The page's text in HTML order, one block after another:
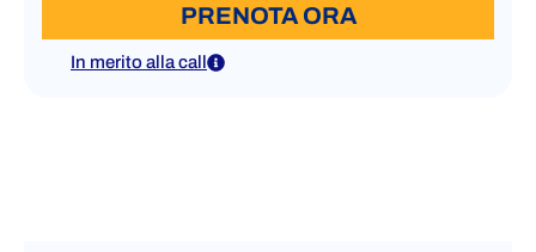
PRENOTA ORA
In merito alla call